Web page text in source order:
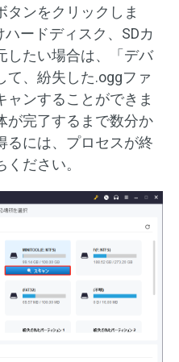
タンをクリックしま
ハードディスク、SDカ
したい場合は、「デバ
て、紛失した.oggファ
ャンすることができま
が完了するまで数分か
るには、プロセスが終
ださい。